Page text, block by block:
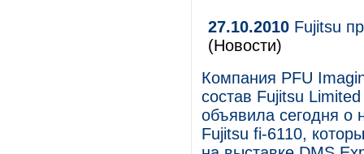
27.10.2010 Fujitsu
(Новости)
Компания PFU
состав Fujitsu
объявила сегодня о
Fujitsu fi-6110,